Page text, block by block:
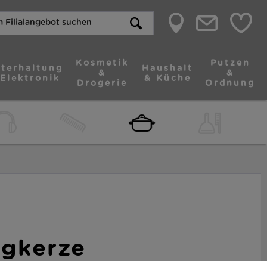
Kosmetik
&
Drogerie
Haushalt
& Küche
Putzen
&
Ordnung